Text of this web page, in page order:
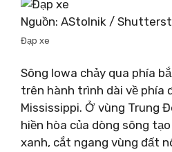
Nguồn: AStolnik /
Đạp xe
Sông Iowa chảy qua phía
trên hành trình dài về phía
Mississippi. Ở vùng Trung
hiền hòa của dòng sông
xanh, cắt ngang vùng đất